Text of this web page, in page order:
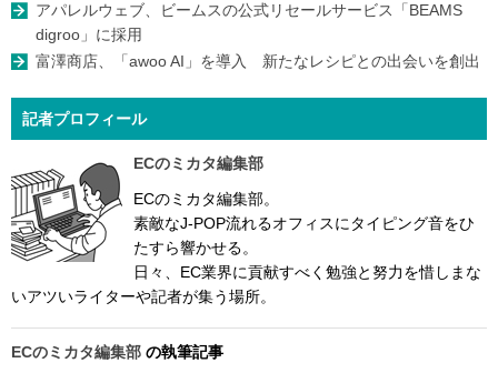
アパレルウェブ、ビームスの公式リセールサービス「BEAMS
digroo」に採用
富澤商店、「awoo AI」を導入 新たなレシピとの出会いを創出
記者プロフィール
ECのミカタ編集部
ECのミカタ編集部。
素敵なJ-POP流れるオフィスにタイピング音をひ
たすら響かせる。
日々、EC業界に貢献すべく勉強と努力を惜しまな
いアツいライターや記者が集う場所。
ECのミカタ編集部 の執筆記事